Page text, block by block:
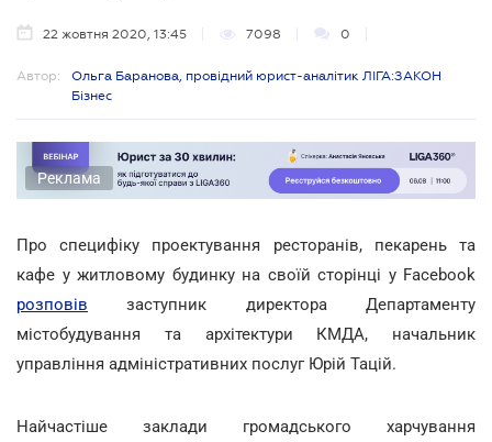
22 жовтня 2020, 13:45 7098 0
Автор:
Ольга Баранова, провідний юрист-аналітик ЛІГА:ЗАКОН
Бізнес
Реклама
Про специфіку проектування ресторанів, пекарень та
кафе у житловому будинку на своїй сторінці у Facebook
розповів заступник директора Департаменту
містобудування та архітектури КМДА, начальник
управління адміністративних послуг Юрій Тацій.
Найчастіше заклади громадського харчування